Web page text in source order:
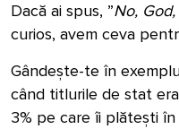
Dacă ai spus, ”No,
curios, avem ceva
Gândește-te în
când titlurile de stat
3% pe care îi plătești